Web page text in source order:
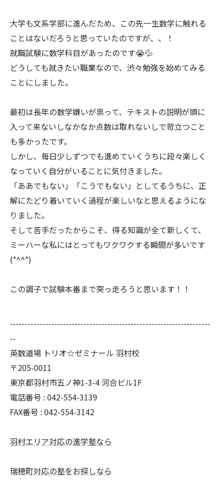
大学も文系学部に進んだため、この先一生数学に触れる
ことはないだろうと思っていたのですが、、！
就職試験に数学科目があったのです😭💦
どうしても就きたい職業なので、渋々勉強を始めてみる
ことにしました。
最初は長年の数学嫌いが祟って、テキストの説明が頭に
入って来ないしなかなか点数は取れないしで苛立つこと
も多かったです。
しかし、毎日少しずつでも進めていくうちに段々楽しく
なっていく自分がいることに気付きました。
「ああでもない」「こうでもない」としてるうちに、正
解にたどり着いていく過程が楽しいなと思えるようにな
りました。
そして苦手だったからこそ、得る知識が全て新しくて、
ミーハーな私にはとってもワクワクする瞬間が多いです
(*^^*)
この調子で試験本番まで突っ走ろうと思います！！
--------------------------------------------------------------------
--
英数道場 トリオ☆ゼミナール 羽村校
〒205-0011
東京都羽村市五ノ神1-3-4 河合ビル1F
電話番号 : 042-554-3139
FAX番号 : 042-554-3142
羽村エリア対応の進学塾なら
瑞穂町対応の塾をお探しなら